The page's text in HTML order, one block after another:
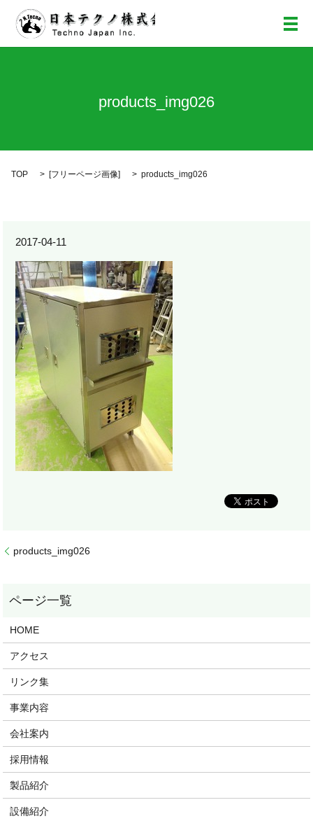
メ
products_img026
TOP [フリーページ画像] products_img026
2017-04-11
products_img026
HOME
アクセス
リンク集
事業内容
会社案内
採用情報
製品紹介
設備紹介